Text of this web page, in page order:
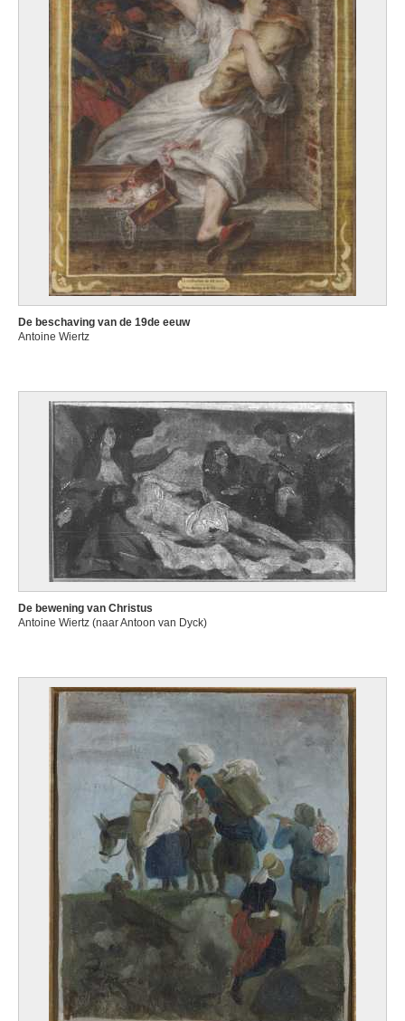
De beschaving van de 19de eeuw
Antoine Wiertz
De bewening van Christus
Antoine Wiertz (naar Antoon van Dyck)